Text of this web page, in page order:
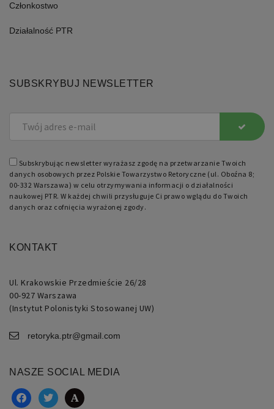
Członkostwo
Działalność PTR
SUBSKRYBUJ NEWSLETTER
Subskrybując newsletter wyrażasz zgodę na przetwarzanie Twoich
danych osobowych przez Polskie Towarzystwo Retoryczne (ul. Oboźna 8;
00-332 Warszawa) w celu otrzymywania informacji o działalności
naukowej PTR. W każdej chwili przysługuje Ci prawo wglądu do Twoich
danych oraz cofnięcia wyrażonej zgody.
KONTAKT
Ul. Krakowskie Przedmieście 26/28
00-927 Warszawa
(Instytut Polonistyki Stosowanej UW)
retoryka.ptr@gmail.com
NASZE SOCIAL MEDIA
facebooktwitter academia